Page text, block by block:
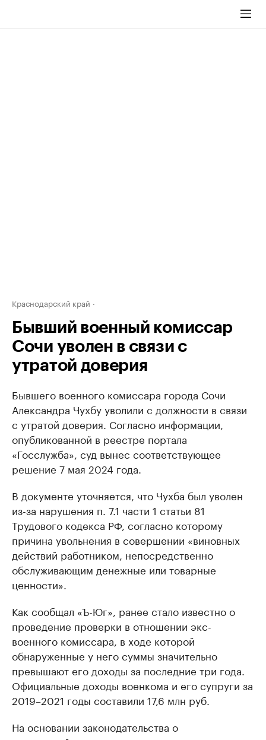
Краснодарский край
Бывший военный комиссар
Сочи уволен в связи с
утратой доверия
Бывшего военного комиссара города Сочи
Александра Чухбу уволили с должности в связи
с утратой доверия. Согласно информации,
опубликованной в реестре портала
«Госслужба», суд вынес соответствующее
решение 7 мая 2024 года.
В документе уточняется, что Чухба был уволен
из-за нарушения п. 7.1 части 1 статьи 81
Трудового кодекса РФ, согласно которому
причина увольнения в совершении «виновных
действий работником, непосредственно
обслуживающим денежные или товарные
ценности».
Как сообщал «Ъ-Юг», ранее стало известно о
проведение проверки в отношении экс-
военного комиссара, в ходе которой
обнаруженные у него суммы значительно
превышают его доходы за последние три года.
Официальные доходы военкома и его супруги за
2019–2021 годы составили 17,6 млн руб.
На основании законодательства о